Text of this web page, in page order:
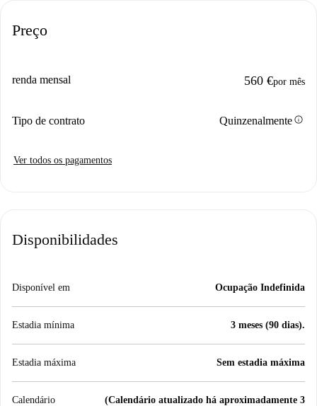
Preço
renda mensal 560 €por mês
Tipo de contrato Quinzenalmenteinfo
Ver todos os pagamentos
Disponibilidades
Disponível em Ocupação Indefinida
Estadia mínima 3 meses (90 dias).
Estadia máxima Sem estadia máxima
Calendário
(Calendário atualizado há aproximadamente 3